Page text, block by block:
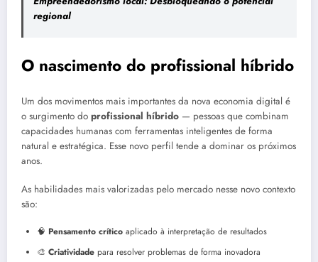
regional
O nascimento do profissional híbrido
Um dos movimentos mais importantes da nova economia digital é
o surgimento do profissional híbrido — pessoas que combinam
capacidades humanas com ferramentas inteligentes de forma
natural e estratégica. Esse novo perfil tende a dominar os próximos
anos.
As habilidades mais valorizadas pelo mercado nesse novo contexto
são:
🧠 Pensamento crítico aplicado à interpretação de resultados
🎨 Criatividade para resolver problemas de forma inovadora